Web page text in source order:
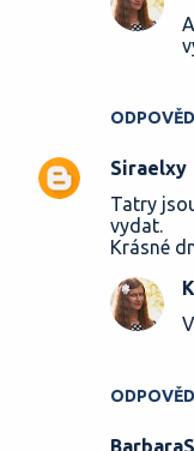
Siraelxy
Tatry
vydat.
Krásné
BarbaraS